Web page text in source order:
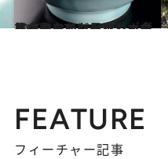
2015.3.12
日本発、でも日本じゃ食べられない シンガポールのクールジャパン・グルメ！
旅＆お出かけ
FEATURE
フィーチャー記事